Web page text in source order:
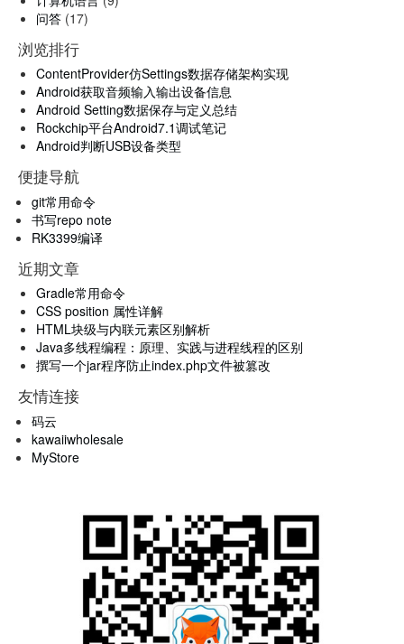
问答 (17)
浏览排行
ContentProvider仿Settings数据存储架构实现
Android获取音频输入输出设备信息
Android Setting数据保存与定义总结
Rockchip平台Android7.1调试笔记
Android判断USB设备类型
便捷导航
git常用命令
书写repo note
RK3399编译
近期文章
Gradle常用命令
CSS position 属性详解
HTML块级与内联元素区别解析
Java多线程编程：原理、实践与进程线程的区别
撰写一个jar程序防止index.php文件被篡改
友情连接
码云
kawaiiwholesale
MyStore